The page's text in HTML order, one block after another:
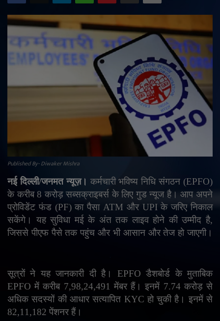
खेल
राजनीति
मनोरंजन
अपराध
व्यापार
टेक्नोलॉजी
ई-पेपर
Language
Published By- Diwaker Mishra
नई दिल्ली/जनमत न्यूज़। कर्मचारी भविष्य निधि संगठन (EPFO)
के करीब 8 करोड़ सब्सक्राइबर्स के लिए गुड न्यूज है। आप अपने
प्रोविडेंट फंड (PF)का पैसा ATM और UPIके जरिए निकाल
सकेंगे। यह सुविधा मई के अंत तक लाइव होने की उम्मीद है,
जिससे पीएफ पैसे तक पहुंच और भी आसान और तेज हो जाएगी।
सूत्रों ने यह जानकारी दी है। EPFO डैशबोर्ड के मुताबिक
EPFO में करीब 7,98,24,491 मेंबर हैं। इनमें 7.74 करोड़ से
अधिक सदस्यों की आधार सत्यापित KYC हो चुकी है। इनमें से
82,11,182 पेंशनर हैं।